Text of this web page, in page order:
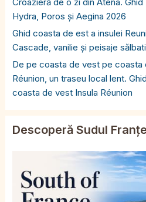
Hydra, Poros și Aegina 2026
Ghid coasta de est a insulei
Cascade, vanilie și peisaje
De pe coasta de vest pe coasta
Réunion, un traseu local lent.
coasta de vest Insula Réunion
Descoperă Sudul